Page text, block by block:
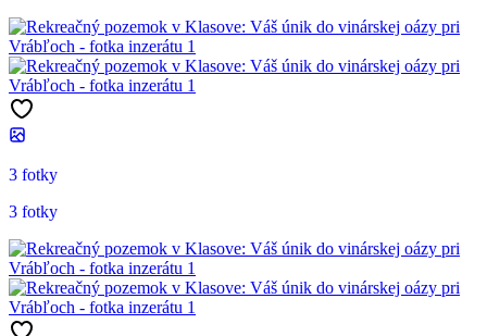
3 fotky
3 fotky